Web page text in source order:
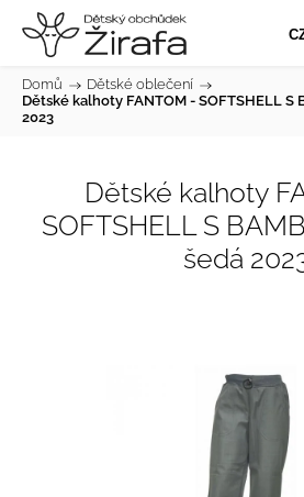
Domů / Dětské oblečení /
Dětské kalhoty FANTOM - SOFTSHELL S
2023
Dětské kalhoty
SOFTSHELL S
šedá